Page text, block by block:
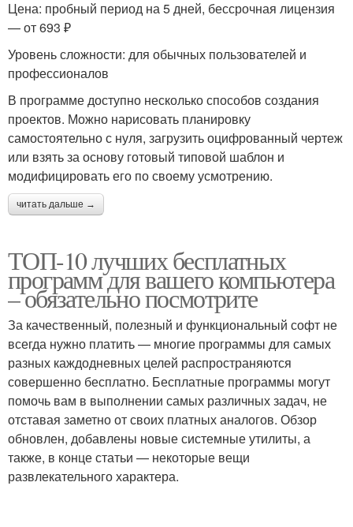
Цена: пробный период на 5 дней, бессрочная лицензия
— от 693 ₽
Уровень сложности: для обычных пользователей и
профессионалов
В программе доступно несколько способов создания
проектов. Можно нарисовать планировку
самостоятельно с нуля, загрузить оцифрованный чертеж
или взять за основу готовый типовой шаблон и
модифицировать его по своему усмотрению.
читать дальше →
ТОП-10 лучших бесплатных
программ для вашего компьютера
– обязательно посмотрите
За качественный, полезный и функциональный софт не
всегда нужно платить — многие программы для самых
разных каждодневных целей распространяются
совершенно бесплатно. Бесплатные программы могут
помочь вам в выполнении самых различных задач, не
отставая заметно от своих платных аналогов. Обзор
обновлен, добавлены новые системные утилиты, а
также, в конце статьи — некоторые вещи
развлекательного характера.